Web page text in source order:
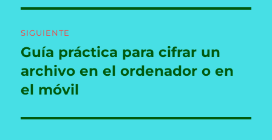
SIGUIENTE
Entrada
siguiente:
Guía práctica para cifrar un
archivo en el ordenador o en
el móvil